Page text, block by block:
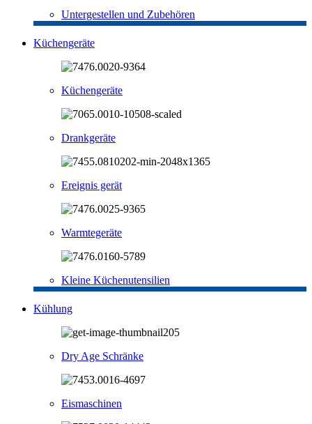
Untergestellen und Zubehören
Küchengeräte
Küchengeräte
Drankgeräte
Ereignis gerät
Warmtegeräte
Kleine Küchenutensilien
Kühlung
Dry Age Schränke
Eismaschinen